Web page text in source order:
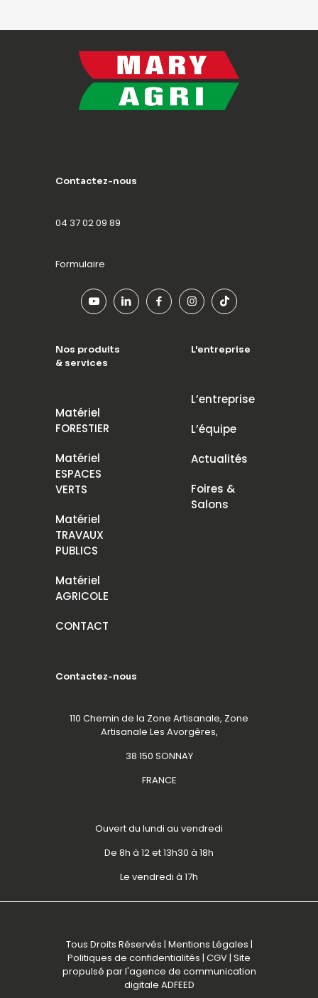
Contactez-nous
04 37 02 09 89
Formulaire
Nos produits
& services
Matériel
FORESTIER
Matériel
ESPACES
VERTS
Matériel
TRAVAUX
PUBLICS
Matériel
AGRICOLE
CONTACT
L'entreprise
L’entreprise
L’équipe
Actualités
Foires &
Salons
Contactez-nous
110 Chemin de la Zone Artisanale, Zone
Artisanale Les Avorgères,
38 150 SONNAY
FRANCE
Ouvert du lundi au vendredi
De 8h à 12 et 13h30 à 18h
Le vendredi à 17h
Tous Droits Réservés | Mentions Légales |
Politiques de confidentialités | CGV| Site
propulsé par l'agence de communication
digitale ADFEED